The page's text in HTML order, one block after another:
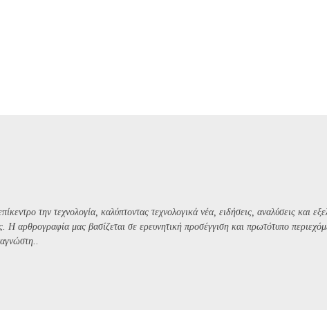
την τεχνολογία, καλύπτοντας τεχνολογικά νέα, ειδήσεις, αναλύσεις και
Η αρθρογραφία μας βασίζεται σε ερευνητική προσέγγιση και πρωτότυπο